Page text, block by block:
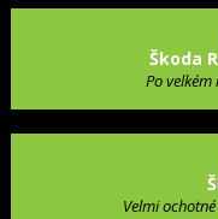
Škoda
Po
Velmi